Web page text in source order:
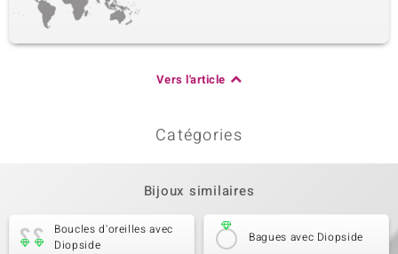
Vers l'article
Catégories
Bijoux similaires
Boucles d'oreilles avec
Diopside
Bagues avec Diopside